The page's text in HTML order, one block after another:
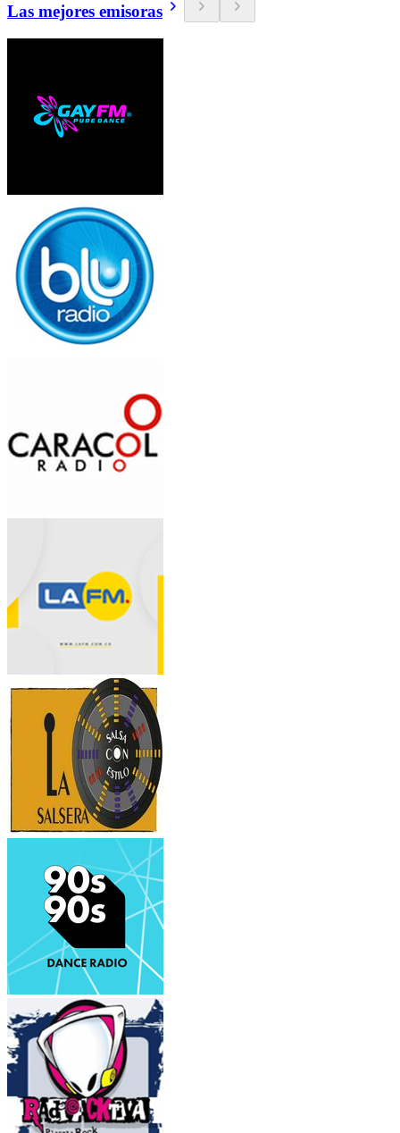
Las mejores emisoras